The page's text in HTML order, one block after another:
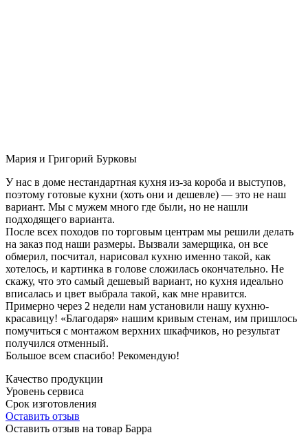
Мария и Григорий Бурковы
У нас в доме нестандартная кухня из-за короба и выступов,
поэтому готовые кухни (хоть они и дешевле) — это не наш
вариант. Мы с мужем много где были, но не нашли
подходящего варианта.
После всех походов по торговым центрам мы решили делать
на заказ под наши размеры. Вызвали замерщика, он все
обмерил, посчитал, нарисовал кухню именно такой, как
хотелось, и картинка в голове сложилась окончательно. Не
скажу, что это самый дешевый вариант, но кухня идеально
вписалась и цвет выбрала такой, как мне нравится.
Примерно через 2 недели нам установили нашу кухню-
красавицу! «Благодаря» нашим кривым стенам, им пришлось
помучиться с монтажом верхних шкафчиков, но результат
получился отменный.
Большое всем спасибо! Рекомендую!
Качество продукции
Уровень сервиса
Срок изготовления
Оставить отзыв
Оставить отзыв на товар Барра